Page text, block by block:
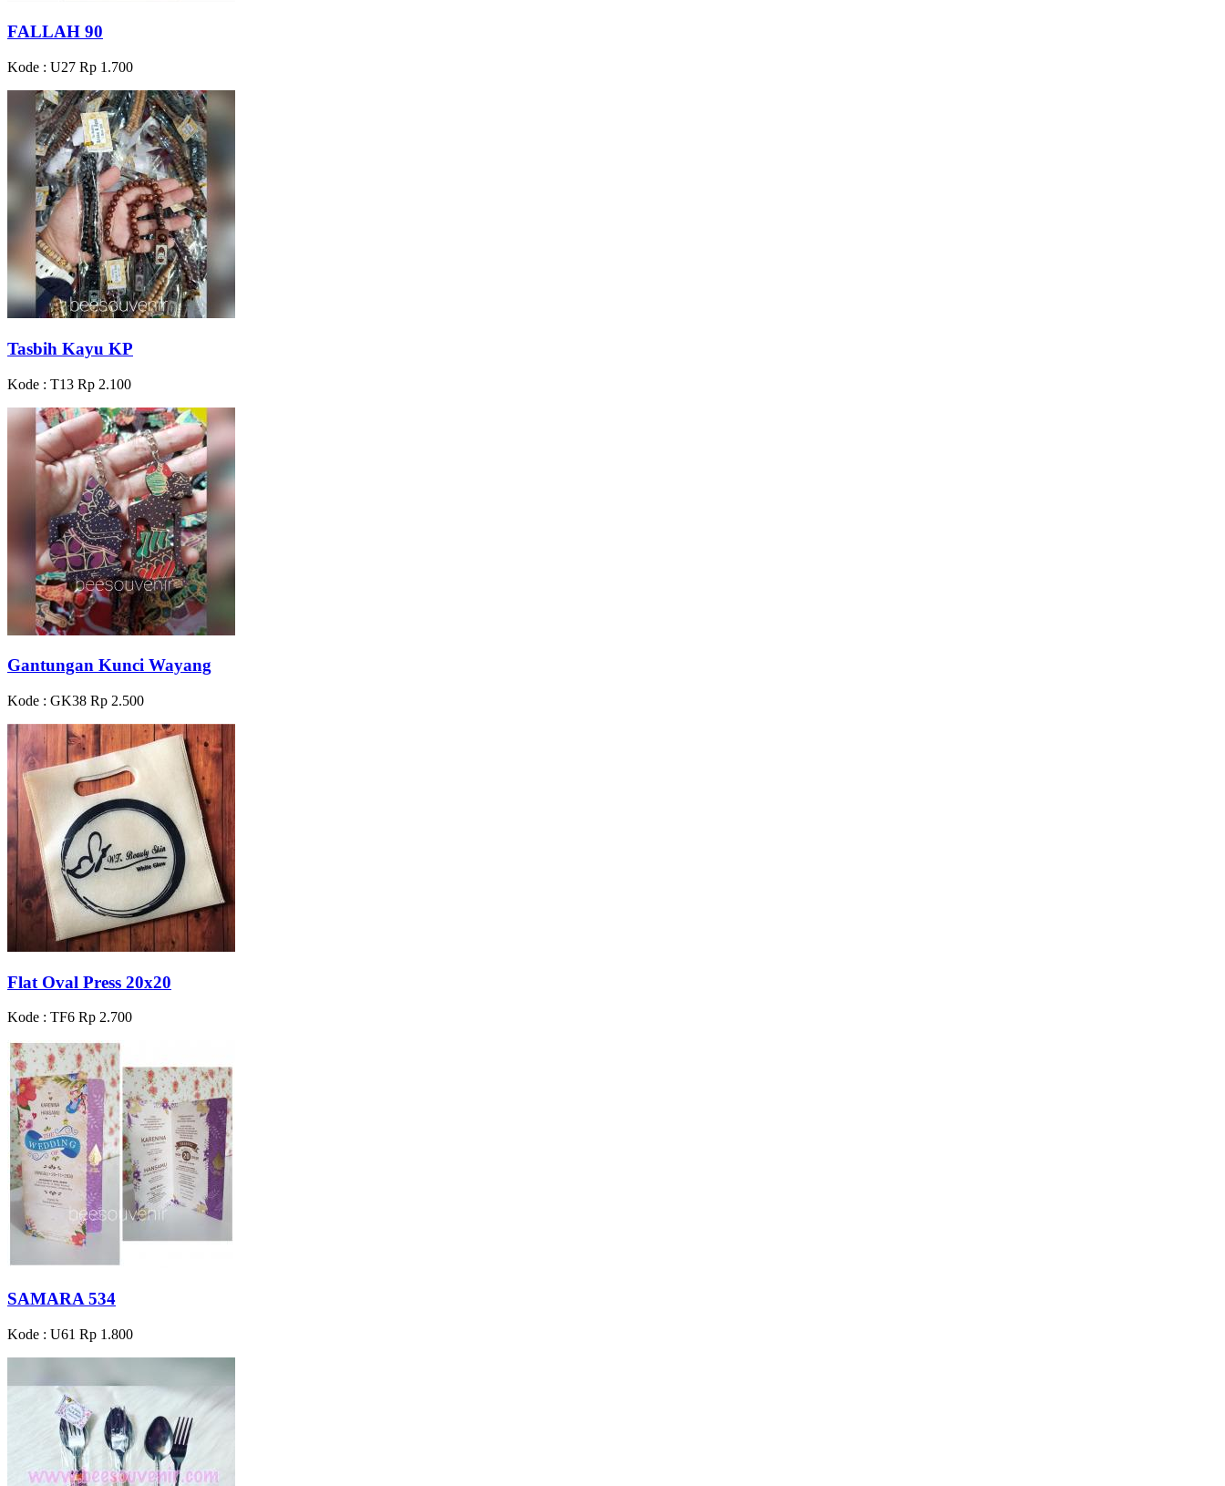
FALLAH 90
Kode : U27 Rp 1.700
Tasbih Kayu KP
Kode : T13 Rp 2.100
Gantungan Kunci Wayang
Kode : GK38 Rp 2.500
Flat Oval Press 20x20
Kode : TF6 Rp 2.700
SAMARA 534
Kode : U61 Rp 1.800